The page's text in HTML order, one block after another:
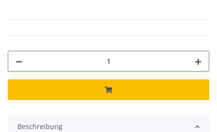
Beschreibung